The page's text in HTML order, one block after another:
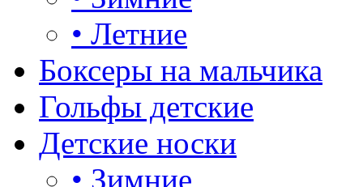
• Летние
Боксеры на мальчика
Гольфы детские
Детские носки
• Зимние